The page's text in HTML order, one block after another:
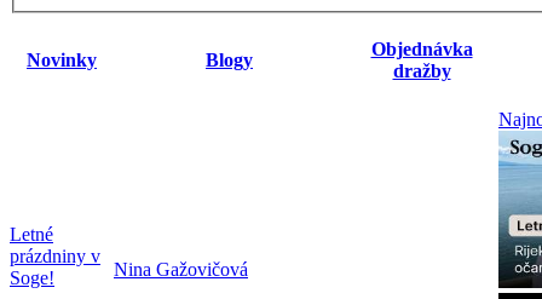
Novinky Blogy
Objednávka
dražby
Letné
prázdniny v
Soge!
Nina Gažovičová